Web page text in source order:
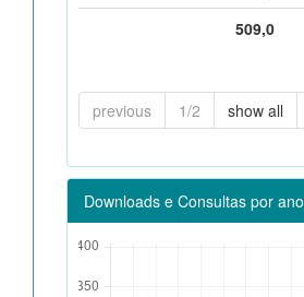
509,0
previous 1/2 show all
Downloads e Consultas por ano